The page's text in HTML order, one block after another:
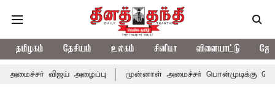
தமிழகம் தேசியம் உலகம் சினிமா விளையாட்டு
அமைச்சர் விஜய் அழைப்பு முன்னாள் அமைச்சர் பொன்முடிக்கு